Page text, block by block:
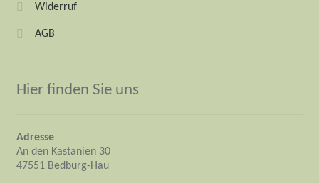
Widerruf
AGB
Hier finden Sie uns
Adresse
An den Kastanien 30
47551 Bedburg-Hau